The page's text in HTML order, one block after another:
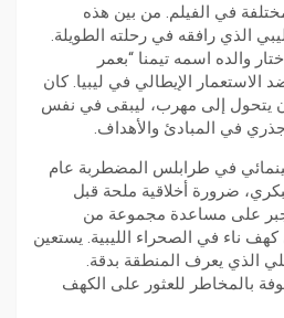
في الفيلم. من بين هذه
الذي رافقه في رحلته الطويلة.
والده اسمه تيمنا “بعمر
الاستعمار الإيطالي في ليبيا. كان
يتحول إلى مهرب، ليبقى في نفس
جذري في المبادئ والأهداف.
في طرابلس المضطربة عام
ضرورة أخلاقية ملحة قبل
على مساعدة مجموعة من
كهف ناء في الصحراء الليبية. يستعين
الذي يعرف المنطقة بدقة.
بالمخاطر للعثور على الكهف